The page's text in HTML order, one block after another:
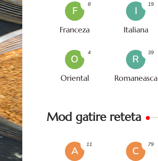
F
Franceza
8
I
Italiana
19
O
Oriental
4
R
Romaneasca
39
Mod gatire reteta
A
11
C
79